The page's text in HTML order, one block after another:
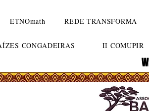
ETNOmath REDE TRANSFORMA
CONGADEIRAS II COMUPIR